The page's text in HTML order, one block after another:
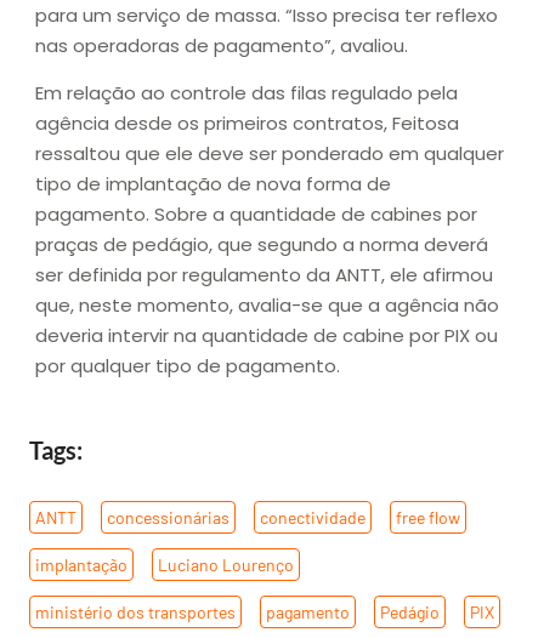
para um serviço de massa. “Isso precisa ter reflexo
nas operadoras de pagamento”, avaliou.
Em relação ao controle das filas regulado pela
agência desde os primeiros contratos, Feitosa
ressaltou que ele deve ser ponderado em qualquer
tipo de implantação de nova forma de
pagamento. Sobre a quantidade de cabines por
praças de pedágio, que segundo a norma deverá
ser definida por regulamento da ANTT, ele afirmou
que, neste momento, avalia-se que a agência não
deveria intervir na quantidade de cabine por PIX ou
por qualquer tipo de pagamento.
Tags:
ANTT concessionárias conectividade free flow
implantação Luciano Lourenço
ministério dos transportes pagamento Pedágio PIX